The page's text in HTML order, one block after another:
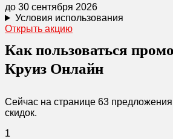
до 30 сентября 2026
Условия использования
Открыть акцию
Как пользоваться
Круиз Онлайн
Сейчас на странице 63
скидок.
1